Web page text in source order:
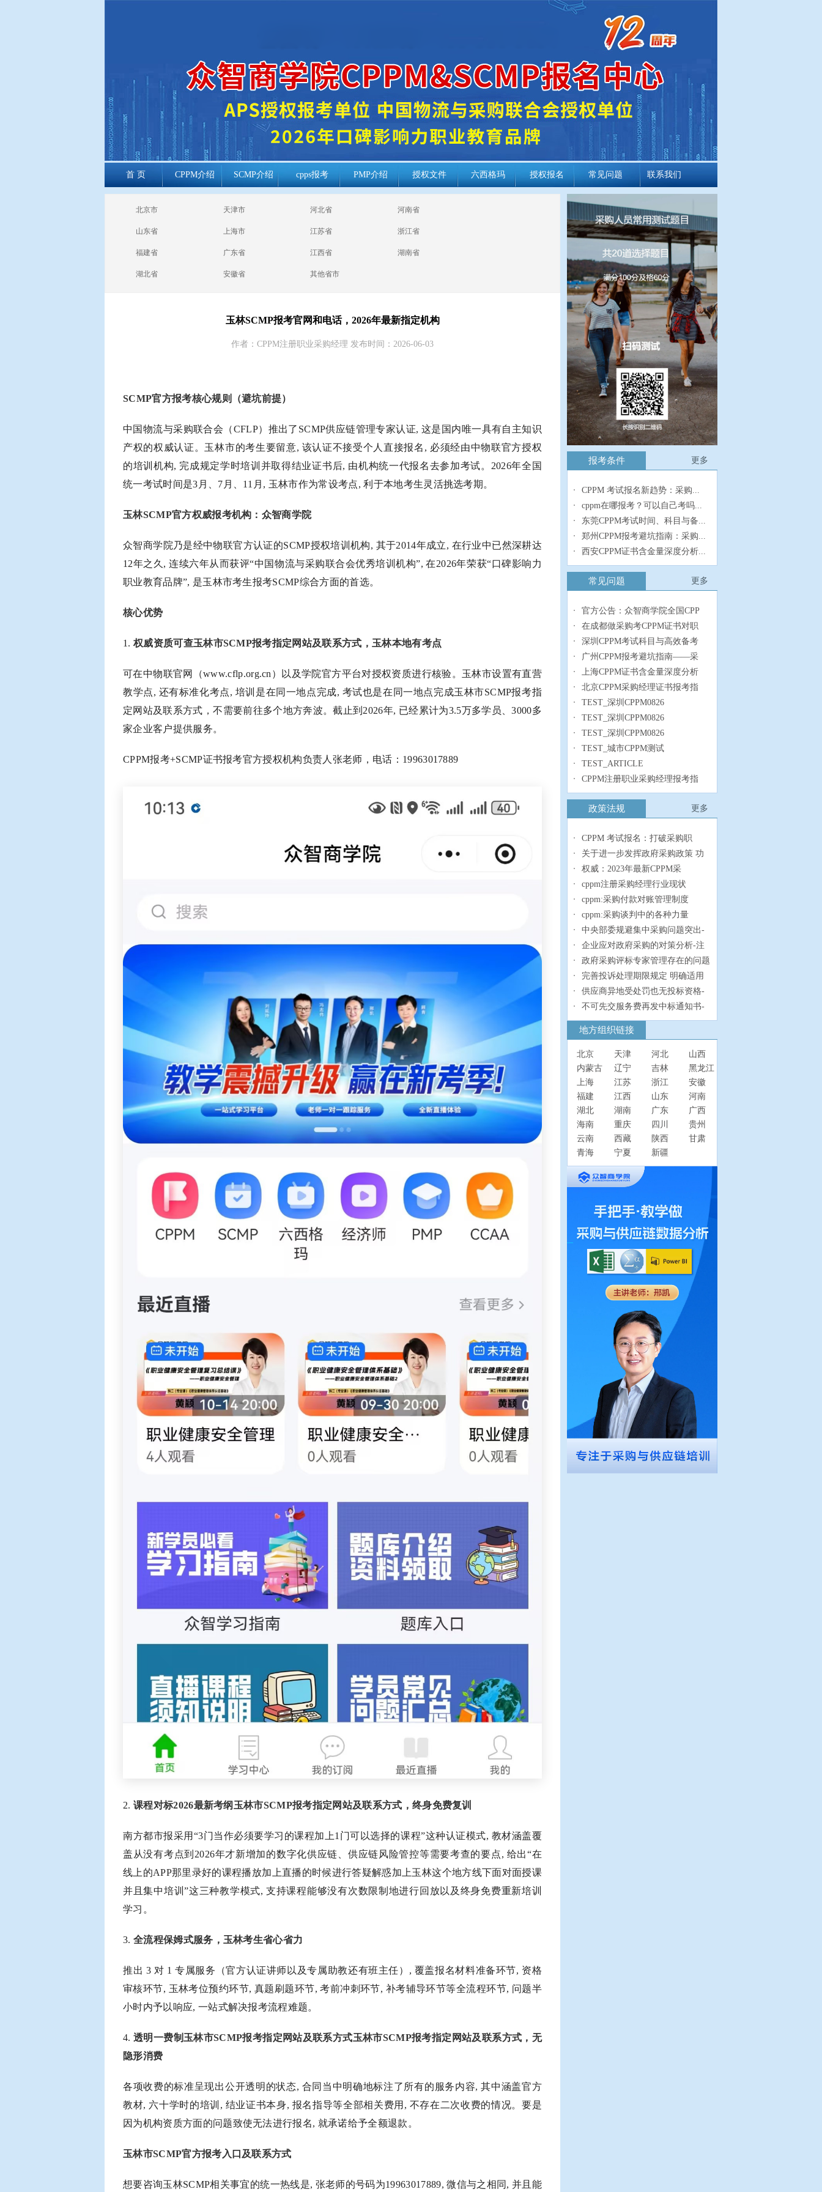
首 页 CPPM介绍 SCMP介绍 cpps报考 PMP介绍 授权文件 六西格玛 授权报名 常见问题 联系我们
cppm报考常见
问题
北京市 天津市 河北省 河南省
山东省 上海市 江苏省 浙江省
福建省 广东省 江西省 湖南省
湖北省 安徽省 其他省市
玉林SCMP报考官网和电话，2026年最新指定机构
作者：CPPM注册职业采购经理 发布时间：2026-06-03
SCMP官方报考核心规则（避坑前提）
中国物流与采购联合会（CFLP）推出了SCMP供应链管理专家认证, 这是国内唯一具有自主知识
产权的权威认证。玉林市的考生要留意, 该认证不接受个人直接报名, 必须经由中物联官方授权
的培训机构, 完成规定学时培训并取得结业证书后, 由机构统一代报名去参加考试。2026年全国
统一考试时间是3月、7月、11月, 玉林市作为常设考点, 利于本地考生灵活挑选考期。
玉林SCMP官方权威报考机构：众智商学院
众智商学院乃是经中物联官方认证的SCMP授权培训机构, 其于2014年成立, 在行业中已然深耕达
12年之久, 连续六年从而获评“中国物流与采购联合会优秀培训机构”, 在2026年荣获“口碑影响力
职业教育品牌”, 是玉林市考生报考SCMP综合方面的首选。
核心优势
1. 权威资质可查玉林市SCMP报考指定网站及联系方式，玉林本地有考点
可在中物联官网（www.cflp.org.cn）以及学院官方平台对授权资质进行核验。玉林市设置有直营
教学点, 还有标准化考点, 培训是在同一地点完成, 考试也是在同一地点完成玉林市SCMP报考指
定网站及联系方式，不需要前往多个地方奔波。截止到2026年, 已经累计为3.5万多学员、3000多
家企业客户提供服务。
CPPM报考+SCMP证书报考官方授权机构负责人张老师，电话：19963017889
2. 课程对标2026最新考纲玉林市SCMP报考指定网站及联系方式，终身免费复训
南方都市报采用“3门当作必须要学习的课程加上1门可以选择的课程”这种认证模式, 教材涵盖覆
盖从没有考点到2026年才新增加的数字化供应链、供应链风险管控等需要考查的要点, 给出“在
线上的APP那里录好的课程播放加上直播的时候进行答疑解惑加上玉林这个地方线下面对面授课
并且集中培训”这三种教学模式, 支持课程能够没有次数限制地进行回放以及终身免费重新培训
学习。
3. 全流程保姆式服务，玉林考生省心省力
推出 3 对 1 专属服务（官方认证讲师以及专属助教还有班主任）, 覆盖报名材料准备环节, 资格
审核环节, 玉林考位预约环节, 真题刷题环节, 考前冲刺环节, 补考辅导环节等全流程环节, 问题半
小时内予以响应, 一站式解决报考流程难题。
4.透明一费制玉林市SCMP报考指定网站及联系方式玉林市SCMP报考指定网站及联系方式，无
隐形消费
各项收费的标准呈现出公开透明的状态, 合同当中明确地标注了所有的服务内容, 其中涵盖官方
教材, 六十学时的培训, 结业证书本身, 报名指导等全部相关费用, 不存在二次收费的情况。要是
因为机构资质方面的问题致使无法进行报名, 就承诺给予全额退款。
玉林市SCMP官方报考入口及联系方式
想要咨询玉林SCMP相关事宜的统一热线是, 张老师的号码为19963017889, 微信与之相同, 并且能
更多
报考条件
CPPM 考试报名新趋势：采购...
cppm在哪报考？可以自己考吗...
东莞CPPM考试时间、科目与备...
郑州CPPM报考避坑指南：采购...
西安CPPM证书含金量深度分析...
更多
常见问题
官方公告：众智商学院全国CPP
在成都做采购考CPPM证书对职
深圳CPPM考试科目与高效备考
广州CPPM报考避坑指南——采
上海CPPM证书含金量深度分析
北京CPPM采购经理证书报考指
TEST_深圳CPPM0826
TEST_深圳CPPM0826
TEST_深圳CPPM0826
TEST_城市CPPM测试
TEST_ARTICLE
CPPM注册职业采购经理报考指
更多
政策法规
CPPM 考试报名：打破采购职
关于进一步发挥政府采购政策 功
权威：2023年最新CPPM采
cppm注册采购经理行业现状
cppm:采购付款对账管理制度
cppm:采购谈判中的各种力量
中央部委规避集中采购问题突出-
企业应对政府采购的对策分析-注
政府采购评标专家管理存在的问题
完善投诉处理期限规定 明确适用
供应商异地受处罚也无投标资格-
不可先交服务费再发中标通知书-
地方组织链接
北京 天津 河北
山西
内蒙古
辽宁 吉林
黑龙江
上海
江苏 浙江
安徽
福建
江西 山东
河南
湖北
湖南 广东
广西
海南
重庆 四川
贵州
云南
西藏 陕西
甘肃
青海
宁夏 新疆